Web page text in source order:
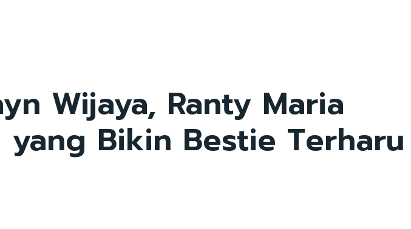
Wijaya, Ranty Maria
Bikin Bestie Terharu